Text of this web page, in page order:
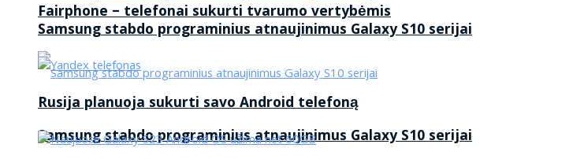
Fairphone – telefonai sukurti tvarumo vertybėmis
Samsung stabdo programinius atnaujinimus Galaxy S10 serijai
Samsung stabdo programinius atnaujinimus Galaxy S10 serijai
Rusija planuoja sukurti savo Android telefoną